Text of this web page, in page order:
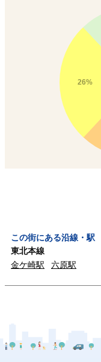
26%
この街にある沿線・駅
東北本線
金ケ崎駅
六原駅